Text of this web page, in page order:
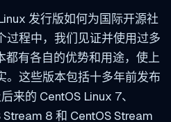
发行版如何为国际开源社
过程中，我们见证并使用过多
都有各自的优势和用途，使上
。这些版本包括十多年前发布
来的 CentOS Linux 7、
8 和 CentOS Stream